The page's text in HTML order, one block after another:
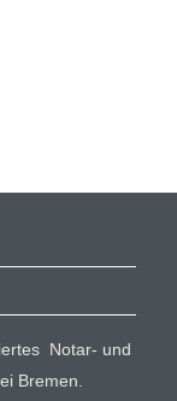
Notar- und
Bremen.